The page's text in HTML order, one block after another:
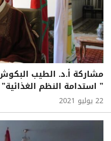
مشاركة أ.د. الطيب
” استدامة النظم الغذائية”
22 يوليو 2021